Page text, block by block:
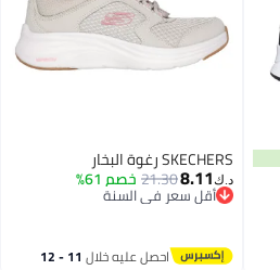
SKECHERS رغوة البخار
د.ك‏8.11
21.30خصم 61%
أقل سعر في السنة
أقل سعر في السنة
احصل عليه خلال 11 - 12